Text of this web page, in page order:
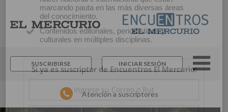
SUSCRIBIRSE INICIAR SESIÓN
Atención a suscriptores
Suscríbase y continúe
informándose sin límites.
×
los distintos actores de la noticia y del que
hacer nacional e internacional que están